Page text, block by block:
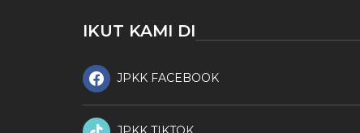
IKUT KAMI DI
JPKK FACEBOOK